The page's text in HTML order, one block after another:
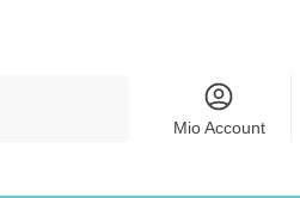
Mio Account